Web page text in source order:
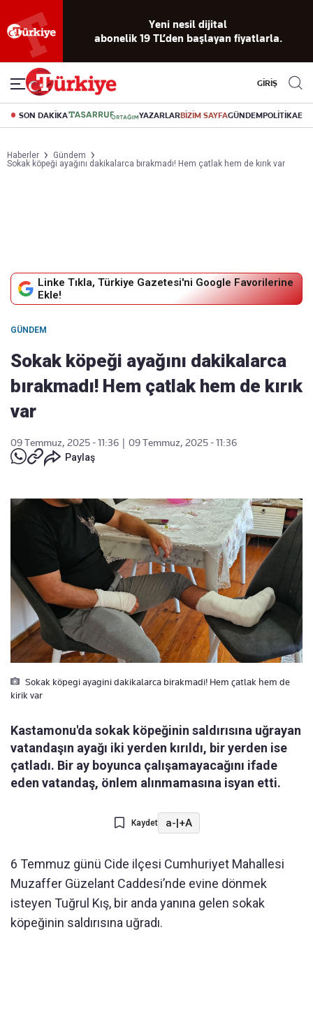
Yeni nesil dijital
abonelik 19 TL’den başlayan fiyatlarla.
GİRİŞ
SON DAKİKA YAZARLARBİZİM SAYFAGÜNDEMPOLİTİKA
Haberler
Gündem
Sokak köpeği ayağını dakikalarca bırakmadı! Hem çatlak hem de kırık var
Linke Tıkla, Türkiye Gazetesi'ni Google Favorilerine
Ekle!
GÜNDEM
Sokak köpeği ayağını dakikalarca
bırakmadı! Hem çatlak hem de kırık
var
09 Temmuz, 2025 - 11:36
09 Temmuz, 2025 - 11:36
Paylaş
Sokak köpegi ayagini dakikalarca birakmadi! Hem çatlak hem de
kirik var
Kastamonu'da sokak köpeğinin saldırısına uğrayan
vatandaşın ayağı iki yerden kırıldı, bir yerden ise
çatladı. Bir ay boyunca çalışamayacağını ifade
eden vatandaş, önlem alınmamasına isyan etti.
Kaydet a-|+A
6 Temmuz günü Cide ilçesi Cumhuriyet Mahallesi
Muzaffer Güzelant Caddesi’nde evine dönmek
isteyen Tuğrul Kış, bir anda yanına gelen sokak
köpeğinin saldırısına uğradı.